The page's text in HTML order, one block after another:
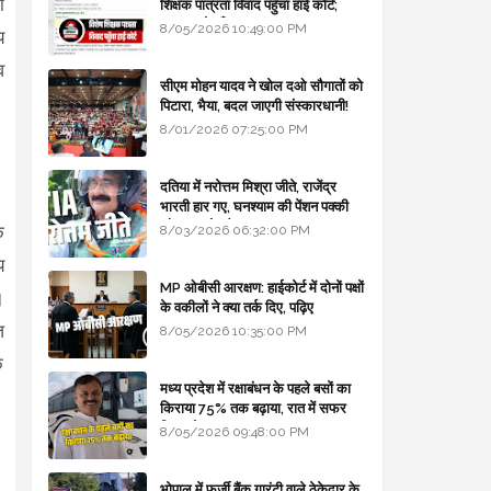
शिक्षक पात्रता विवाद पहुँचा हाई कोर्ट;
सरकार से माँगा जवाब
8/05/2026 10:49:00 PM
सीएम मोहन यादव ने खोल दओ सौगातों को
पिटारा, भैया, बदल जाएगी संस्कारधानी!
8/01/2026 07:25:00 PM
दतिया में नरोत्तम मिश्रा जीते, राजेंद्र
भारती हार गए, घनश्याम की पेंशन पक्की
और आशुतोष बैक टू...
8/03/2026 06:32:00 PM
MP ओबीसी आरक्षण: हाईकोर्ट में दोनों पक्षों
के वकीलों ने क्या तर्क दिए, पढ़िए
8/05/2026 10:35:00 PM
मध्य प्रदेश में रक्षाबंधन के पहले बसों का
किराया 75% तक बढ़ाया, रात में सफर
किया तो 10% एक्स्ट्रा
8/05/2026 09:48:00 PM